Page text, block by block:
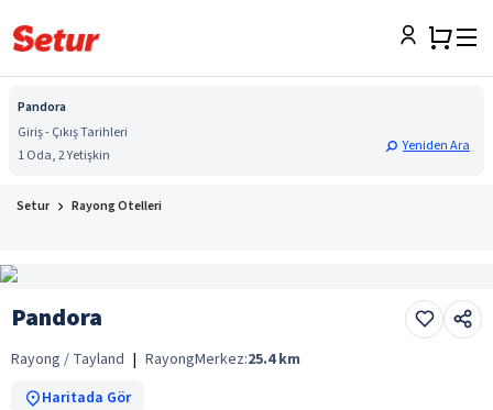
Pandora
Giriş - Çıkış Tarihleri
1 Oda, 2 Yetişkin
Yeniden Ara
Setur Rayong Otelleri
Pandora
Rayong / Tayland | RayongMerkez:25.4 km
Haritada Gör